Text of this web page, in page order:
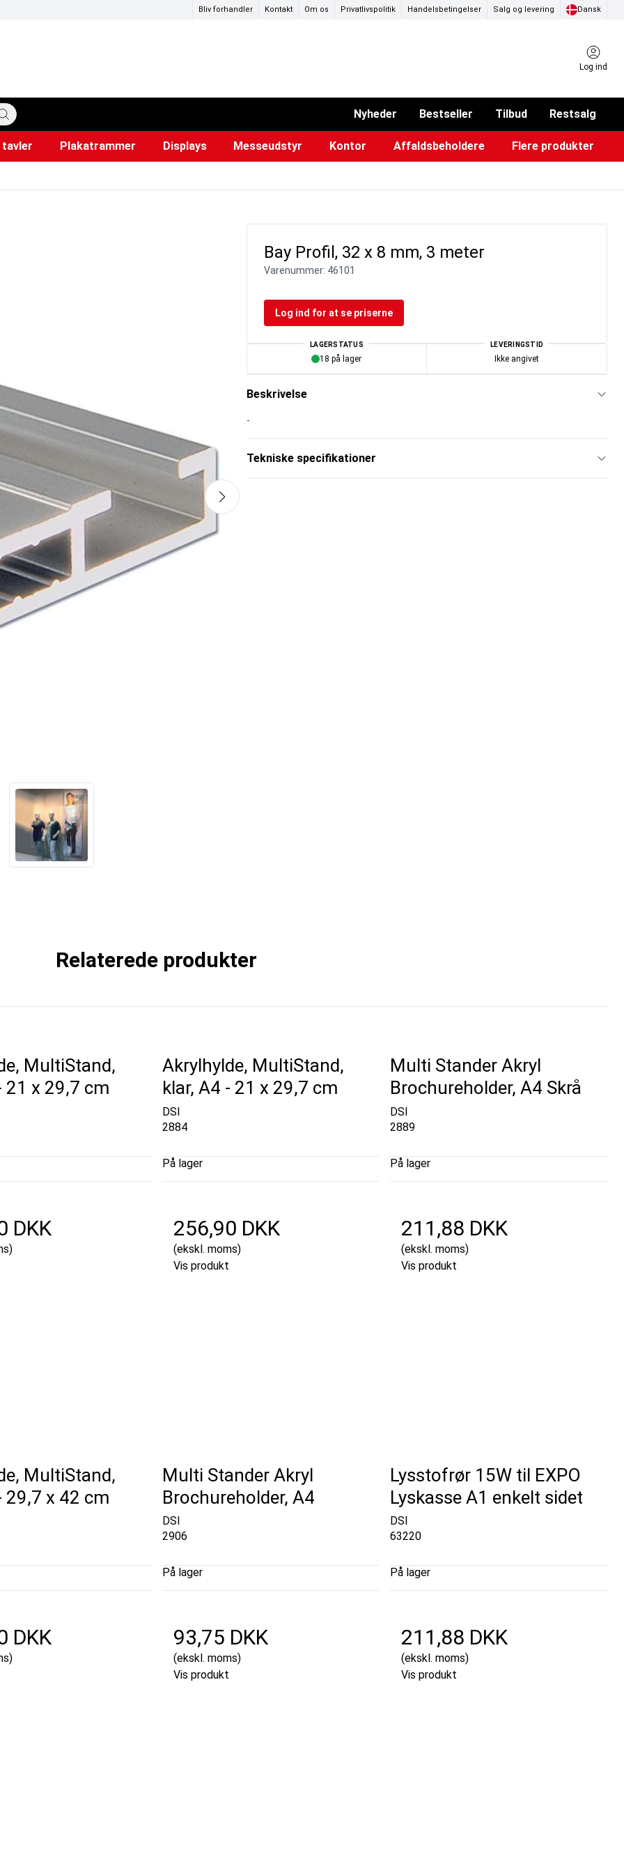
Bliv forhandler Kontakt Om os Privatlivspolitik Handelsbetingelser Salg og levering Dansk
Log ind
Nyheder Bestseller Tilbud Restsalg
tavler Plakatrammer Displays Messeudstyr Kontor Affaldsbeholdere Flere produkter
Bay Profil, 32 x 8 mm, 3 meter
Varenummer: 46101
Log ind for at se priserne
LAGERSTATUS
18 på lager
LEVERINGSTID
Ikke angivet
Beskrivelse
-
Tekniske specifikationer
Relaterede produkter
MultiStand,
21 x 29,7 cm
DKK
Akrylhylde, MultiStand,
klar, A4 - 21 x 29,7 cm
DSI
2884
På lager
256,90 DKK
(ekskl. moms)
Vis produkt
Multi Stander Akryl
Brochureholder, A4 Skrå
DSI
2889
På lager
211,88 DKK
(ekskl. moms)
Vis produkt
MultiStand,
29,7 x 42 cm
DKK
Multi Stander Akryl
Brochureholder, A4
DSI
2906
På lager
93,75 DKK
(ekskl. moms)
Vis produkt
Lysstofrør 15W til EXPO
Lyskasse A1 enkelt sidet
DSI
63220
På lager
211,88 DKK
(ekskl. moms)
Vis produkt